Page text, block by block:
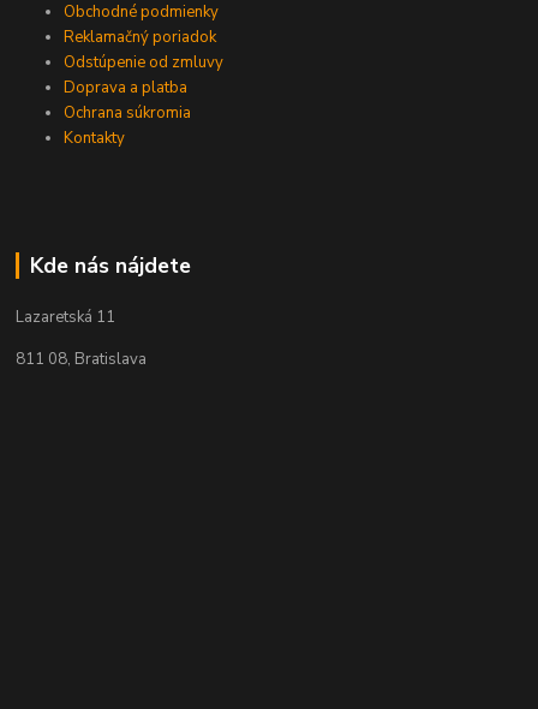
Obchodné podmienky
Reklamačný poriadok
Odstúpenie od zmluvy
Doprava a platba
Ochrana súkromia
Kontakty
Kde nás nájdete
Lazaretská 11
811 08, Bratislava